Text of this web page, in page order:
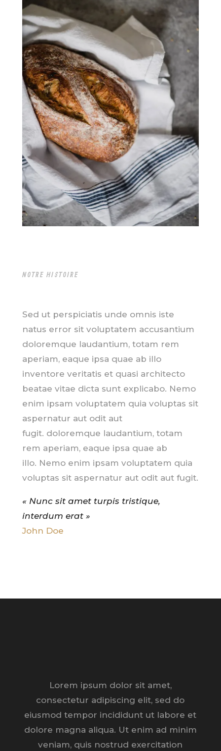
NOTRE HISTOIRE
Sed ut perspiciatis unde omnis iste
natus error sit voluptatem accusantium
doloremque laudantium, totam rem
aperiam, eaque ipsa quae ab illo
inventore veritatis et quasi architecto
beatae vitae dicta sunt explicabo. Nemo
enim ipsam voluptatem quia voluptas sit
aspernatur aut odit aut
fugit. doloremque laudantium, totam
rem aperiam, eaque ipsa quae ab
illo. Nemo enim ipsam voluptatem quia
voluptas sit aspernatur aut odit aut fugit.
« Nunc sit amet turpis tristique,
interdum erat »
John Doe
Lorem ipsum dolor sit amet,
consectetur adipiscing elit, sed do
eiusmod tempor incididunt ut labore et
dolore magna aliqua. Ut enim ad minim
veniam, quis nostrud exercitation